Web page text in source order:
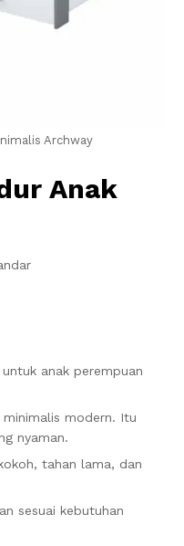
Archway
Anak
anak perempuan
minimalis modern. Itu
nyaman.
tahan lama, dan
sesuai kebutuhan